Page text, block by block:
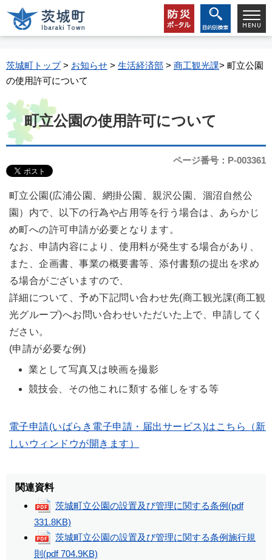
茨城町トップ> お知らせ > 生活経済部 > 商工観光課> 町立公園
の使用許可について
町立公園の使用許可について
ページ番号：P-003361
町立公園(広浦公園、網掛公園、親沢公園、涸沼自然公
園）内で、以下の行為や占用等を行う場合は、あらかじ
め町への許可申請が必要となります。
なお、申請内容により、使用料が発生する場合があり、
また、企画書、事業の概要書等、添付書類の提出を求め
る場合がございますので、
詳細について、予め下記問い合わせ先(商工観光課(商工観
光グループ)へお問い合わせいただいた上で、申請してく
ださい。
(申請が必要な例)
業として写真又は映画を撮影
競技会、その他これに類する催しをする等
電子申請(いばらき電子申請・届出サービス)はこちら（新
しいウィンドウが開きます）
関連資料
茨城町立公園の設置及び管理に関する条例(pdf
331.8KB)
茨城町立公園の設置及び管理に関する条例施行規
則 (pdf 704.9KB)